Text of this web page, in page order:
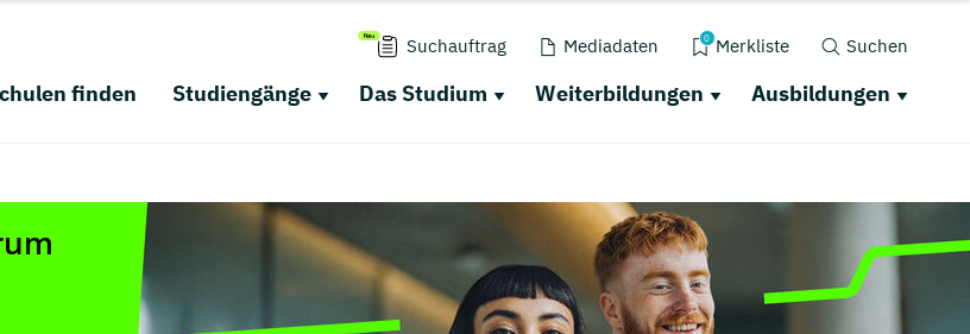
Suchauftrag Mediadaten 0 Merkliste Suchen
finden Studiengänge Das Studium Weiterbildungen Ausbildungen